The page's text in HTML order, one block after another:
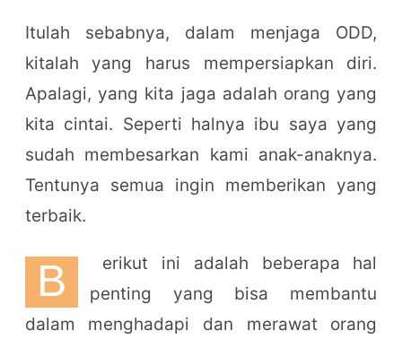
Itulah sebabnya, dalam menjaga ODD,
kitalah yang harus mempersiapkan diri.
Apalagi, yang kita jaga adalah orang yang
kita cintai. Seperti halnya ibu saya yang
sudah membesarkan kami anak-anaknya.
Tentunya semua ingin memberikan yang
terbaik.
B
erikut ini adalah beberapa hal
penting yang bisa membantu
dalam menghadapi dan merawat orang